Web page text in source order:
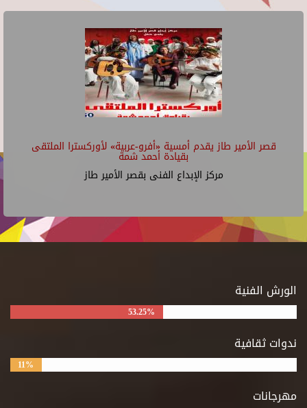
قصر الأمير طاز يقدم أمسية «أفرو-عربية» لأوركسترا الملتقى
بقيادة أحمد شمة
مركز الإبداع الفنى بقصر الأمير طاز
الورش الفنية
53.25%
ندوات ثقافية
11%
مهرجانات